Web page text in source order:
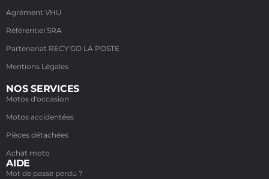
Agrément VHU
Référentiel SRA
Partenariat RECY'GO LA POSTE
Mentions Légales
NOS SERVICES
Motos d'occasion
Motos accidentées
Pièces détachées
Achat moto
AIDE
Mot de passe perdu ?